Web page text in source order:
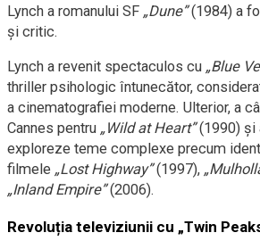
Lynch a romanului SF „Dune”(1984) a
și critic.
Lynch a revenit spectaculos cu „Blue
thriller psihologic întunecător,
a cinematografiei moderne. Ulterior, a
Cannes pentru „Wild at Heart”(1990) și
exploreze teme complexe precum
filmele „Lost Highway”(1997),
„Inland Empire”(2006).
Revoluția televiziunii cu „Twin